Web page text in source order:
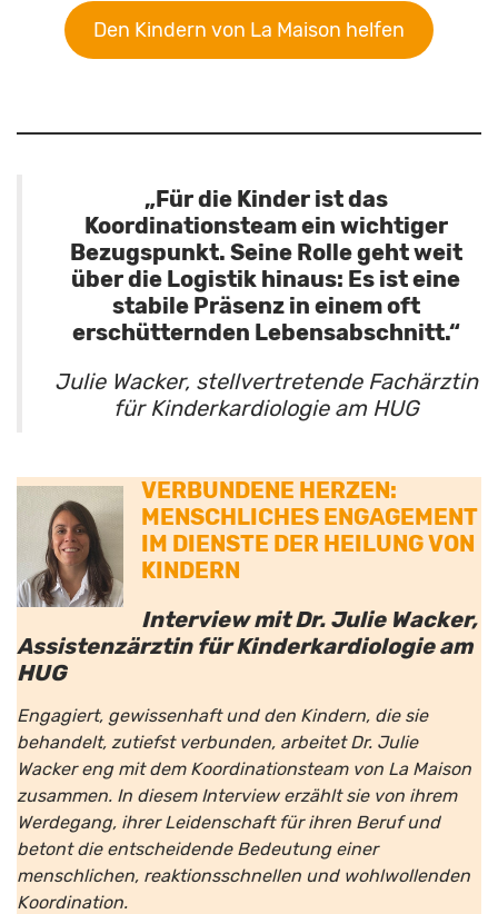
Den Kindern von La Maison helfen
„Für die Kinder ist das
Koordinationsteam ein wichtiger
Bezugspunkt. Seine Rolle geht weit
über die Logistik hinaus: Es ist eine
stabile Präsenz in einem oft
erschütternden Lebensabschnitt.“
Julie Wacker, stellvertretende Fachärztin
für Kinderkardiologie am HUG
VERBUNDENE HERZEN:
MENSCHLICHES ENGAGEMENT
IM DIENSTE DER HEILUNG VON
KINDERN
Interview mit Dr. Julie Wacker,
Assistenzärztin für Kinderkardiologie am
HUG
Engagiert, gewissenhaft und den Kindern, die sie
behandelt, zutiefst verbunden, arbeitet Dr. Julie
Wacker eng mit dem Koordinationsteam von La Maison
zusammen. In diesem Interview erzählt sie von ihrem
Werdegang, ihrer Leidenschaft für ihren Beruf und
betont die entscheidende Bedeutung einer
menschlichen, reaktionsschnellen und wohlwollenden
Koordination.